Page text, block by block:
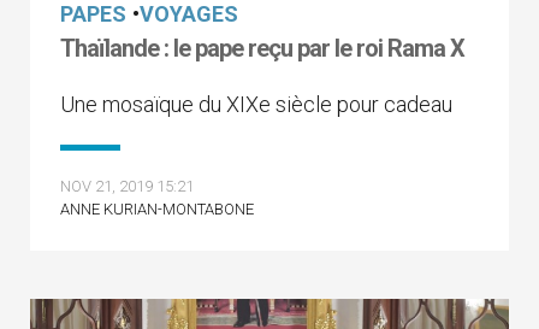
PAPES •VOYAGES
Thaïlande : le pape reçu par le roi Rama X
Une mosaïque du XIXe siècle pour cadeau
NOV 21, 2019 15:21
ANNE KURIAN-MONTABONE